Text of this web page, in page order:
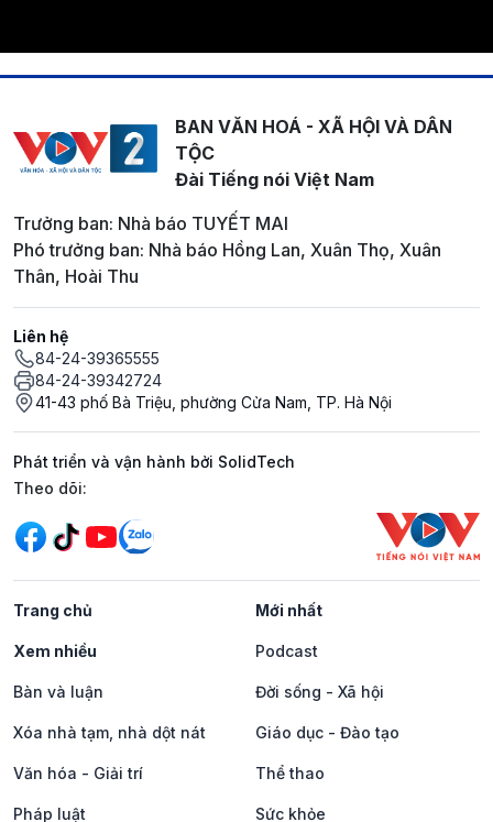
BAN VĂN HOÁ - XÃ HỘI VÀ DÂN
TỘC
Đài Tiếng nói Việt Nam
Trưởng ban: Nhà báo TUYẾT MAI
Phó trưởng ban: Nhà báo Hồng Lan, Xuân Thọ, Xuân
Thân, Hoài Thu
Liên hệ
84-24-39365555
84-24-39342724
41-43 phố Bà Triệu, phường Cửa Nam, TP. Hà Nội
Phát triển và vận hành bởi SolidTech
Mạng xã hội
Theo dõi:
Trang chủ Mới nhất
Xem nhiều Podcast
Bàn và luận Đời sống - Xã hội
Xóa nhà tạm, nhà dột nát Giáo dục - Đào tạo
Văn hóa - Giải trí Thể thao
Pháp luật Sức khỏe